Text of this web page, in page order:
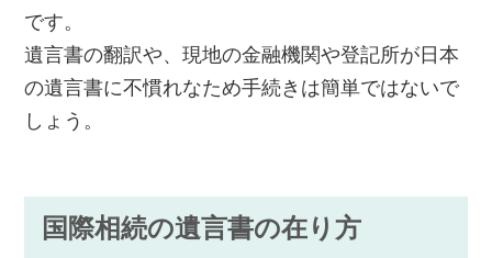
です。
遺言書の翻訳や、現地の金融機関や登記所が日本
の遺言書に不慣れなため手続きは簡単ではないで
しょう。
国際相続の遺言書の在り方